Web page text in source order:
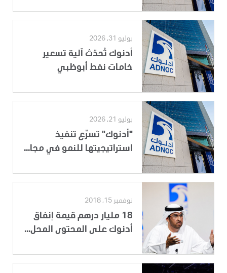
يوليو 31, 2026
أدنوك تُحدّث آلية تسعير
خامات نفط أبوظبي
يوليو 21, 2026
"أدنوك" تسرِّع تنفيذ
استراتيجيتها للنمو في مجا...
نوفمبر 15, 2018
18 مليار درهم قيمة إنفاق
أدنوك على المحتوى المحل...